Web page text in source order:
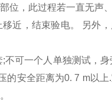
位，此过程若一直无声
近，结束验电。 另外
可一个人单独测试，
安全距离为0. 7 m以